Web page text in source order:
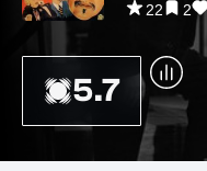
22 2
5.7